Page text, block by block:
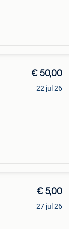
€ 50,00
22 jul 26
€ 5,00
27 jul 26